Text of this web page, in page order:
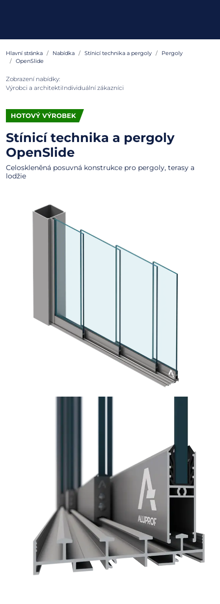
Hlavní stránka Nabídka Stínicí technika a pergoly
Pergoly
OpenSlide
Zobrazení nabídky:
Výrobci a architektiIndividuální zákazníci
HOTOVÝ VÝROBEK
Stínicí technika a pergoly
OpenSlide
Celoskleněná posuvná konstrukce pro pergoly, terasy a
lodžie